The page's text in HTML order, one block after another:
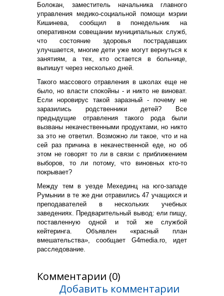
Болокан, заместитель начальника главного
управления медико-социальной помощи мэрии
Кишинева, сообщил в понедельник на
оперативном совещании муниципальных служб,
что состояние здоровья пострадавших
улучшается, многие дети уже могут вернуться к
занятиям, а тех, кто остается в больнице,
выпишут через несколько дней.
Такого массового отравления в школах еще не
было, но власти спокойны - и никто не виноват.
Если норовирус такой заразный - почему не
заразились родственники детей? Все
предыдущие отравления такого рода были
вызваны некачественными продуктами, но никто
за это не ответил. Возможно ли такое, что и на
сей раз причина в некачественной еде, но об
этом не говорят то ли в связи с приближением
выборов, то ли потому, что виновных кто-то
покрывает?
Между тем в уезде Мехединц на юго-западе
Румынии в те же дни отравились 47 учащихся и
преподавателей в нескольких учебных
заведениях. Предварительный вывод: ели пищу,
поставленную одной и той же службой
кейтеринга. Объявлен «красный план
вмешательства», сообщает G4media.ro, идет
расследование.
Комментарии (0)
Добавить комментарии